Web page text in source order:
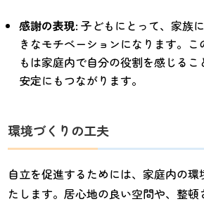
感謝の表現: 子どもにとって、家族
きなモチベーションになります。
もは家庭内で自分の役割を感じる
安定にもつながります。
環境づくりの工夫
自立を促進するためには、家庭内の
たします。居心地の良い空間や、整